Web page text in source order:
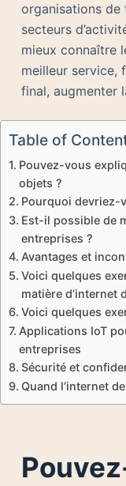
organisations
secteurs
mieux connaître
meilleur service,
final, augmenter
Table of
Pouvez-vous
objets ?
Pourquoi devriez-
Est-il possible de
entreprises ?
Avantages et
Voici quelques
matière d’internet
Voici quelques
Applications IoT
entreprises
Sécurité et
Quand l’internet